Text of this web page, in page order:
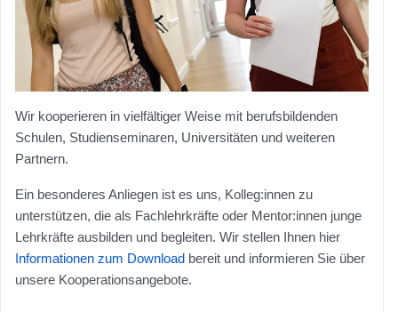
Wir kooperieren in vielfältiger Weise mit berufsbildenden
Schulen, Studienseminaren, Universitäten und weiteren
Partnern.
Ein besonderes Anliegen ist es uns, Kolleg:innen zu
unterstützen, die als Fachlehrkräfte oder Mentor:innen junge
Lehrkräfte ausbilden und begleiten. Wir stellen Ihnen hier
Informationen zum Download bereit und informieren Sie über
unsere Kooperationsangebote.